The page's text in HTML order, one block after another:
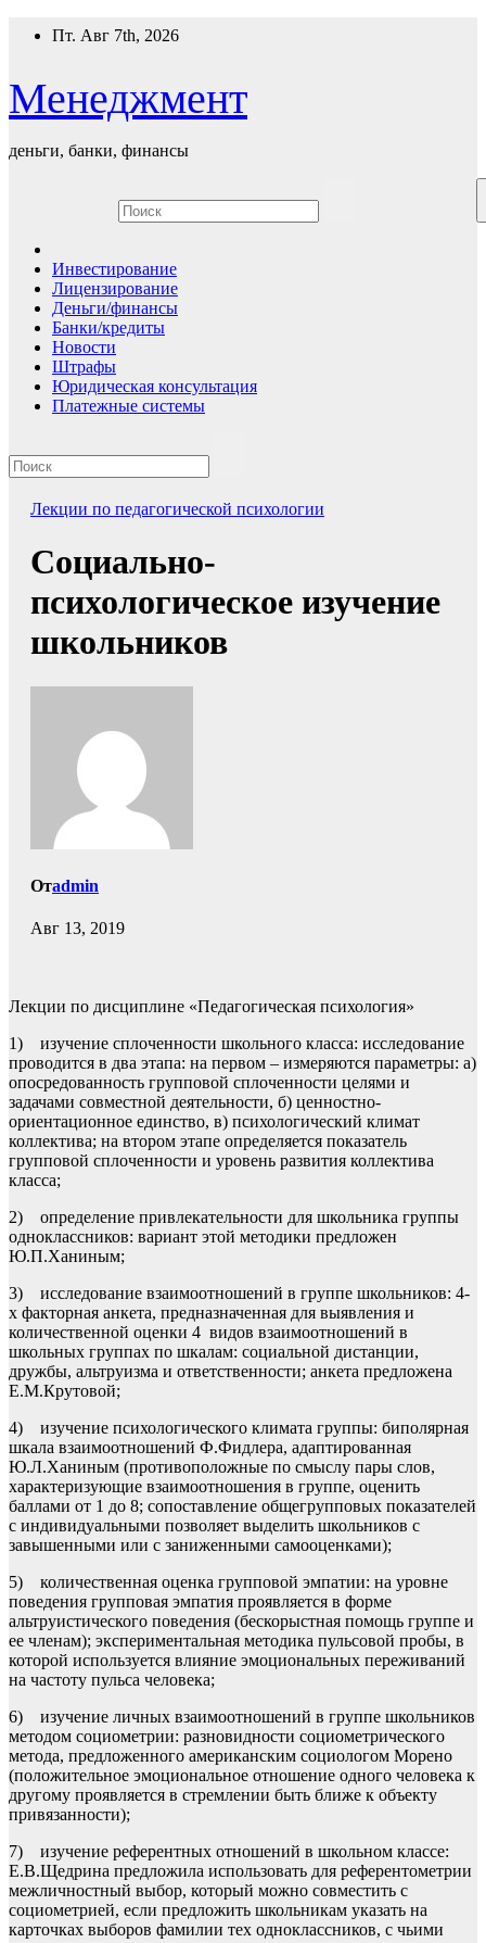
Перейти
Пт. Авг 7th, 2026
Менеджмент
деньги, банки, финансы
Инвестирование
Лицензирование
Деньги/финансы
Банки/кредиты
Новости
Штрафы
Юридическая консультация
Платежные системы
Лекции по педагогической психологии
Социально-
психологическое изучение
школьников
Отadmin
Авг 13, 2019
Лекции по дисциплине «Педагогическая психология»
1) изучение сплоченности школьного класса: исследование
проводится в два этапа: на первом – измеряются параметры: а)
опосредованность групповой сплоченности целями и
задачами совместной деятельности, б) ценностно-
ориентационное единство, в) психологический климат
коллектива; на втором этапе определяется показатель
групповой сплоченности и уровень развития коллектива
класса;
2) определение привлекательности для школьника группы
одноклассников: вариант этой методики предложен
Ю.П.Ханиным;
3) исследование взаимоотношений в группе школьников: 4-
х факторная анкета, предназначенная для выявления и
количественной оценки 4 видов взаимоотношений в
школьных группах по шкалам: социальной дистанции,
дружбы, альтруизма и ответственности; анкета предложена
Е.М.Крутовой;
4) изучение психологического климата группы: биполярная
шкала взаимоотношений Ф.Фидлера, адаптированная
Ю.Л.Ханиным (противоположные по смыслу пары слов,
характеризующие взаимоотношения в группе, оценить
баллами от 1 до 8; сопоставление общегрупповых показателей
с индивидуальными позволяет выделить школьников с
завышенными или с заниженными самооценками);
5) количественная оценка групповой эмпатии: на уровне
поведения групповая эмпатия проявляется в форме
альтруистического поведения (бескорыстная помощь группе и
ее членам); экспериментальная методика пульсовой пробы, в
которой используется влияние эмоциональных переживаний
на частоту пульса человека;
6) изучение личных взаимоотношений в группе школьников
методом социометрии: разновидности социометрического
метода, предложенного американским социологом Морено
(положительное эмоциональное отношение одного человека к
другому проявляется в стремлении быть ближе к объекту
привязанности);
7) изучение референтных отношений в школьном классе:
Е.В.Щедрина предложила использовать для референтометрии
межличностный выбор, который можно совместить с
социометрией, если предложить школьникам указать на
карточках выборов фамилии тех одноклассников, с чьими